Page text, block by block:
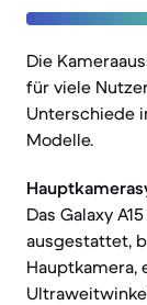
Die
für viele
Unterschiede
Modelle.
Das Galaxy
ausgestattet,
Hauptkamera,